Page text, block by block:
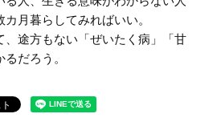
月暮らしてみればいい。
、途方もない「ぜいたく病」「甘
だろう。